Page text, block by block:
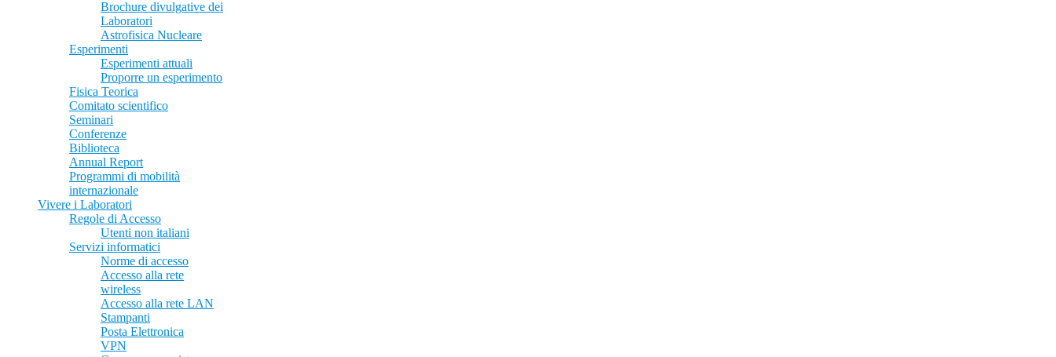
Brochure divulgative dei
Laboratori
Astrofisica Nucleare
Esperimenti
Esperimenti attuali
Proporre un esperimento
Fisica Teorica
Comitato scientifico
Seminari
Conferenze
Biblioteca
Annual Report
Programmi di mobilità
internazionale
Vivere i Laboratori
Regole di Accesso
Utenti non italiani
Servizi informatici
Norme di accesso
Accesso alla rete
wireless
Accesso alla rete LAN
Stampanti
Posta Elettronica
VPN